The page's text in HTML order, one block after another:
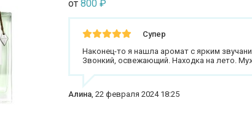
от 800 ₽
Супер
Наконец-то я нашла аромат с ярким
Звонкий, освежающий. Находка на лето.
Алина, 22 февраля 2024 18:25